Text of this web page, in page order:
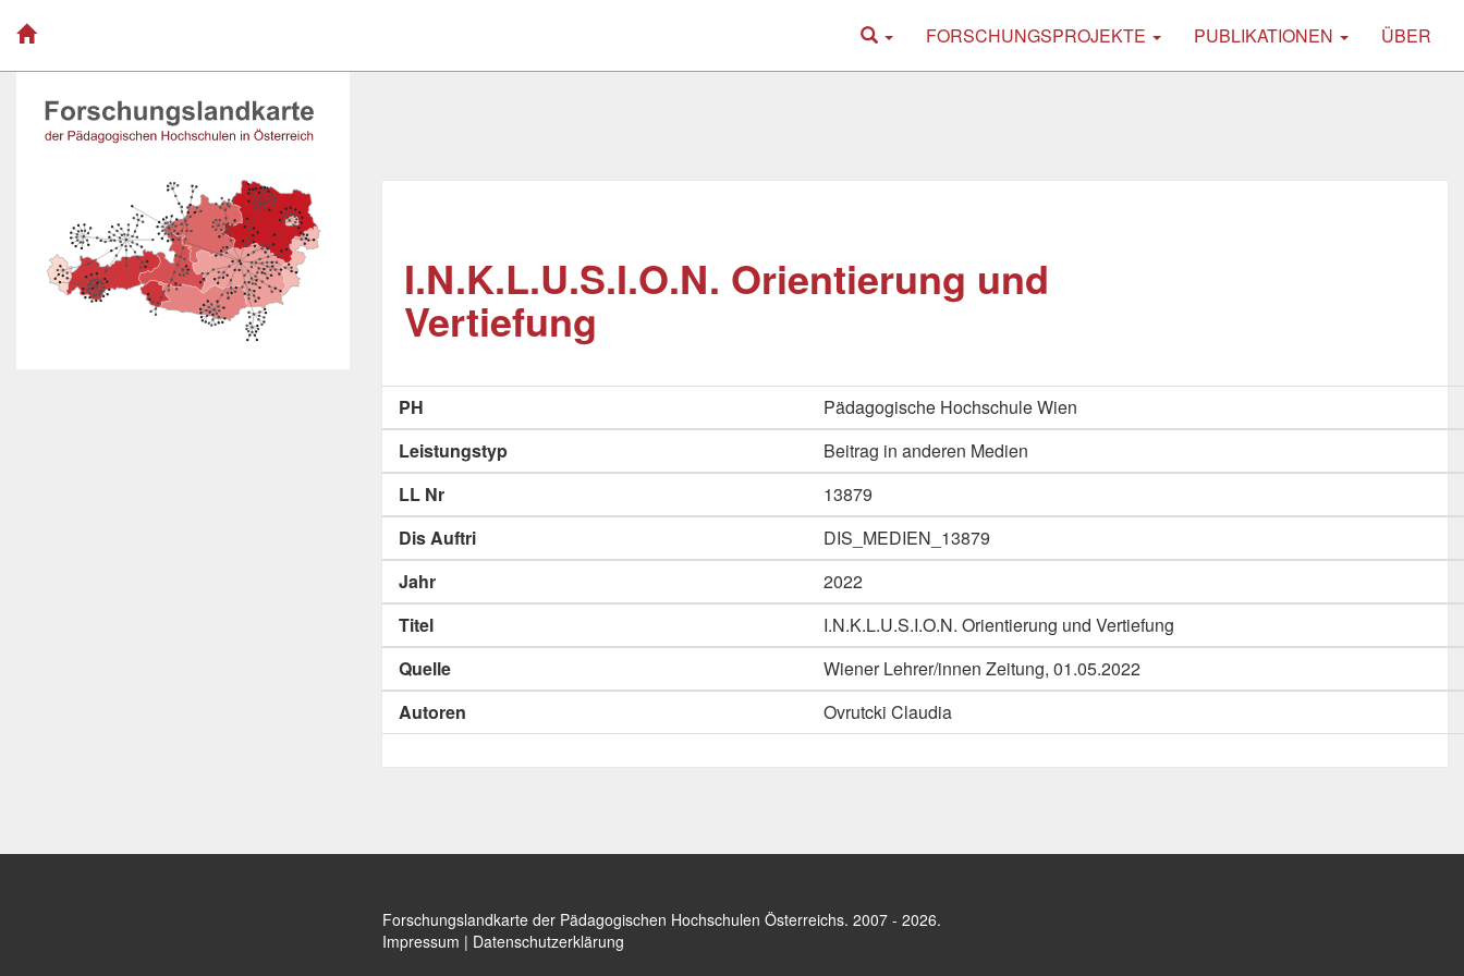
FORSCHUNGSPROJEKTE PUBLIKATIONEN ÜBER
I.N.K.L.U.S.I.O.N. Orientierung und
Vertiefung
PH
Pädagogische Hochschule Wien
Leistungstyp
Beitrag in anderen Medien
LL Nr
13879
Dis Auftri
DIS_MEDIEN_13879
Jahr
2022
Titel
I.N.K.L.U.S.I.O.N. Orientierung und Vertiefung
Quelle
Wiener Lehrer/innen Zeitung, 01.05.2022
Autoren
Ovrutcki Claudia
Forschungslandkarte der Pädagogischen Hochschulen Österreichs. 2007 - 2026.
Impressum | Datenschutzerklärung